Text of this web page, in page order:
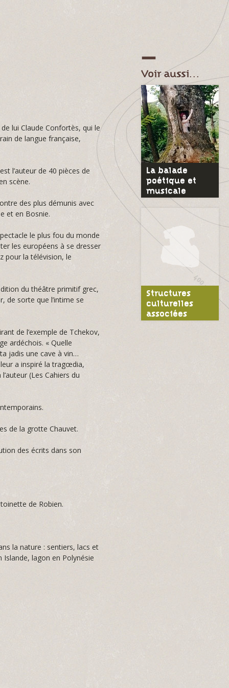
lui Claude Confortès, qui le
de langue française,
l’auteur de 40 pièces de
scène.
des plus démunis avec
et en Bosnie.
le plus fou du monde
les européens à se dresser
pour la télévision, le
du théâtre primitif grec,
de sorte que l’intime se
de l’exemple de Tchekov,
ardéchois. « Quelle
jadis une cave à vin…
a inspiré la tragœdia,
(Les Cahiers du
de la grotte Chauvet.
des écrits dans son
de Robien.
la nature : sentiers, lacs et
lagon en Polynésie
Voir aussi…
La balade
poétique et
musicale
Structures
culturelles
associées